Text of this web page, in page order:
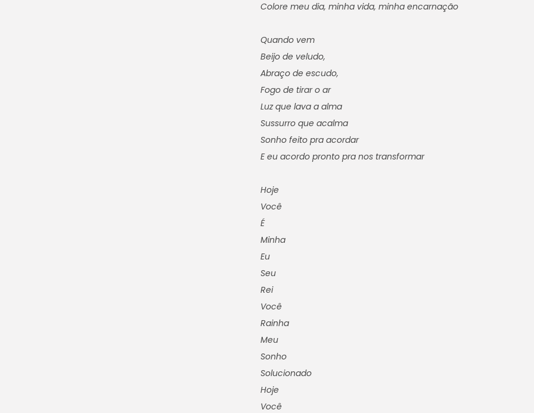
Colore meu dia, minha vida, minha encarnação
Quando vem
Beijo de veludo,
Abraço de escudo,
Fogo de tirar o ar
Luz que lava a alma
Sussurro que acalma
Sonho feito pra acordar
E eu acordo pronto pra nos transformar
Hoje
Você
É
Minha
Eu
Seu
Rei
Você
Rainha
Meu
Sonho
Solucionado
Hoje
Você